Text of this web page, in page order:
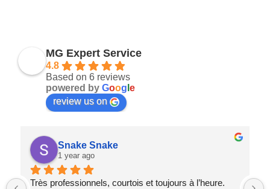
MG Expert Service
4.8
Based on 6 reviews
powered by Goog e
review us on
Snake Snake
1 year ago
Très professionnels, courtois et toujours à l’heure.